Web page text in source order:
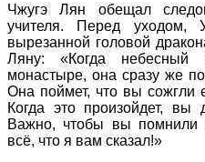
Чжугэ Лян обещал
учителя. Перед уходом,
вырезанной головой
Ляну: «Когда небесный
монастыре, она сразу же
Она поймет, что вы сожгли
Когда это произойдет,
Важно, чтобы вы помнили
всё, что я вам сказал!»